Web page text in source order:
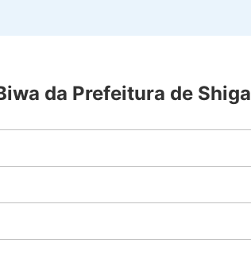
da Prefeitura de Shiga